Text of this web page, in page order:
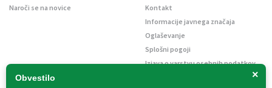
×
Obvestilo
Naroči se na novice
Kontakt
Informacije javnega značaja
Oglaševanje
Splošni pogoji
Izjava o varstvu osebnih podatkov